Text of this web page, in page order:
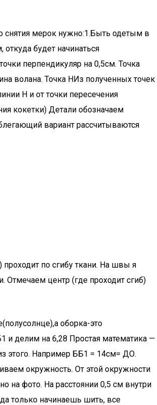
мерок нужно:1.Быть одетым в
будет начинаться
перпендикуляр на 0,5см. Точка
волана. Точка НИз полученных точек
Н и от точки пересечения
кокетки) Детали обозначаем
вариант рассчитываются
по сгибу ткани. На швы я
Отмечаем центр (где проходит сгиб)
оборка-это
и делим на 6,28 Простая математика —
этого. Например ББ1 = 14см= ДО.
окружность. От этой окружности
на фото. На расстоянии 0,5 см внутри
только начинаешь шить, все